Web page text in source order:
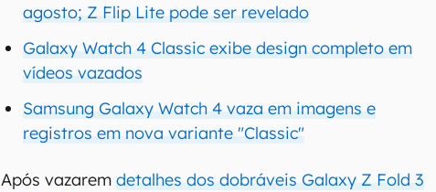
agosto; Z Flip Lite pode ser revelado
Galaxy Watch 4 Classic exibe design completo em
vídeos vazados
Samsung Galaxy Watch 4 vaza em imagens e
registros em nova variante "Classic"
Após vazaremdetalhes dos dobráveis Galaxy Z Fold 3